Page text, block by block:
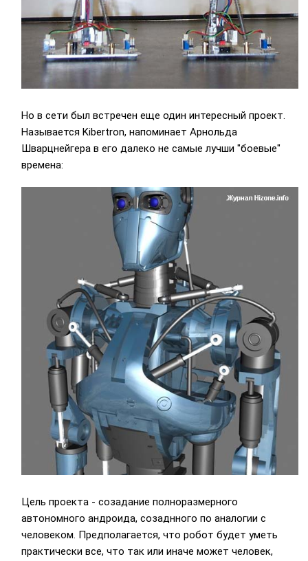
Но в сети был встречен еще один интересный проект.
Называется Kibertron, напоминает Арнольда
Шварцнейгера в его далеко не самые лучши "боевые"
времена:
Цель проекта - созадание полноразмерного
автономного андроида, созаднного по аналогии с
человеком. Предполагается, что робот будет уметь
практически все, что так или иначе может человек,